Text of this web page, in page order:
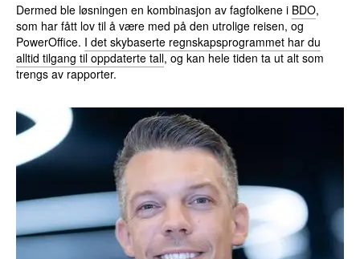
Dermed ble løsningen en kombinasjon av fagfolkene i BDO,
som har fått lov til å være med på den utrolige reisen, og
PowerOffice. I det skybaserte regnskapsprogrammet har du
alltid tilgang til oppdaterte tall, og kan hele tiden ta ut alt som
trengs av rapporter.